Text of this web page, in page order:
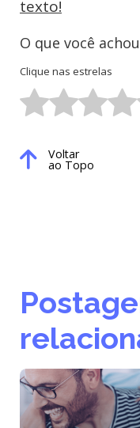
texto!
O que você
Clique nas estrelas
Voltar
ao Topo